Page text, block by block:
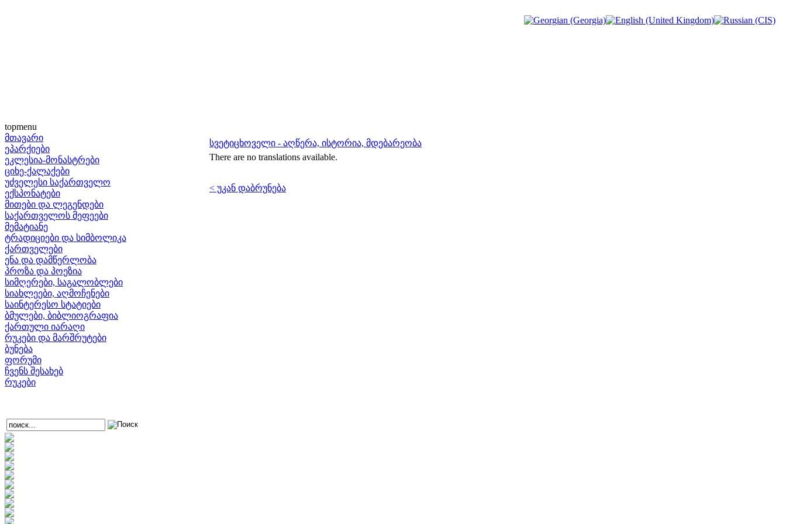
topmenu
მთავარი
ეპარქიები
ეკლესია-მონასტრები
ციხე-ქალაქები
უძველესი საქართველო
ექსპონატები
მითები და ლეგენდები
საქართველოს მეფეები
მემატიანე
ტრადიციები და სიმბოლიკა
ქართველები
ენა და დამწერლობა
პროზა და პოეზია
სიმღერები, საგალობლები
სიახლეები, აღმოჩენები
საინტერესო სტატიები
ბმულები, ბიბლიოგრაფია
ქართული იარაღი
რუკები და მარშრუტები
ბუნება
ფორუმი
ჩვენს შესახებ
რუკები
სვეტიცხოველი - აღწერა, ისტორია, მდებარეობა
There are no translations available.
< უკან დაბრუნება